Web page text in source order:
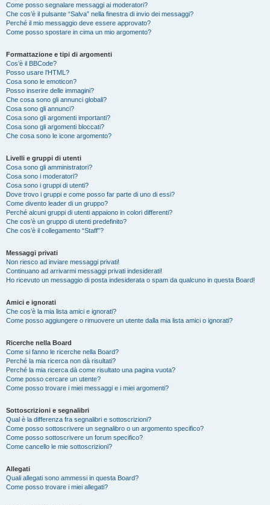
Come posso segnalare messaggi ai moderatori?
Che cos’è il pulsante “Salva” nella finestra di invio dei messaggi?
Perché il mio messaggio deve essere approvato?
Come posso spostare in cima un mio argomento?
Formattazione e tipi di argomenti
Cos’è il BBCode?
Posso usare l’HTML?
Cosa sono le emoticon?
Posso inserire delle immagini?
Che cosa sono gli annunci globali?
Cosa sono gli annunci?
Cosa sono gli argomenti importanti?
Cosa sono gli argomenti bloccati?
Che cosa sono le icone argomento?
Livelli e gruppi di utenti
Cosa sono gli amministratori?
Cosa sono i moderatori?
Cosa sono i gruppi di utenti?
Dove trovo i gruppi e come posso far parte di uno di essi?
Come divento leader di un gruppo?
Perché alcuni gruppi di utenti appaiono in colori differenti?
Che cos’è un gruppo di utenti predefinito?
Che cos’è il collegamento “Staff”?
Messaggi privati
Non riesco ad inviare messaggi privati!
Continuano ad arrivarmi messaggi privati indesiderati!
Ho ricevuto un messaggio di posta indesiderata o spam da qualcuno in questa Board!
Amici e ignorati
Che cos’è la mia lista amici e ignorati?
Come posso aggiungere o rimuovere un utente dalla mia lista amici o ignorati?
Ricerche nella Board
Come si fanno le ricerche nella Board?
Perché la mia ricerca non dà risultati?
Perché la mia ricerca dà come risultato una pagina vuota?
Come posso cercare un utente?
Come posso trovare i miei messaggi e i miei argomenti?
Sottoscrizioni e segnalibri
Qual è la differenza fra segnalibri e sottoscrizioni?
Come posso sottoscrivere un segnalibro o un argomento specifico?
Come posso sottoscrivere un forum specifico?
Come cancello le mie sottoscrizioni?
Allegati
Quali allegati sono ammessi in questa Board?
Come posso trovare i miei allegati?